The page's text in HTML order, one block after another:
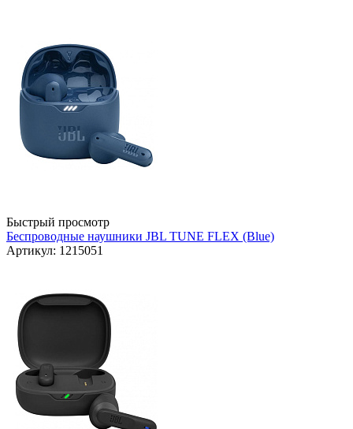
Быстрый просмотр
Беспроводные наушники JBL TUNE FLEX (Blue)
Артикул: 1215051